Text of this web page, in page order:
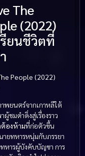
The
(2022)
ยนชีวิตที่
People (2022)
พยนตร์จากเกาหลีใต้
ผู้ชมดำดิ่งสู่เรื่องราว
องห้ามที่ก่อตัวขึ้น
ายทหารหนุ่มกับภรรยา
หารผู้บังคับบัญชา การ